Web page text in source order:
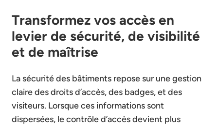
Transformez vos accès en
levier de sécurité, de visibilité
et de maîtrise
La sécurité des bâtiments repose sur une gestion
claire des droits d’accès, des badges, et des
visiteurs. Lorsque ces informations sont
dispersées, le contrôle d’accès devient plus